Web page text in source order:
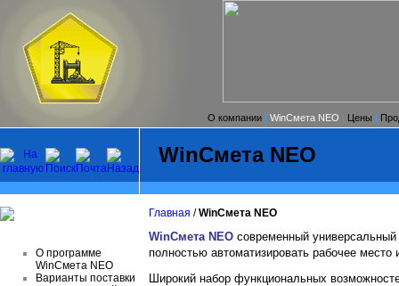
О компании | WinСмета NEO | Цены |
WinСмета NEO
О программе
WinСмета NEO
Варианты поставки
Главная /WinСмета NEO
WinСмета NEO современный
полностью автоматизировать рабочее место
Широкий набор функциональных